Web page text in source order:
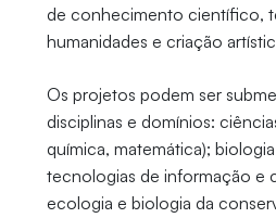
de conhecimento científico,
humanidades e criação
Os projetos podem ser
disciplinas e domínios:
química, matemática);
tecnologias de informação e
ecologia e biologia da